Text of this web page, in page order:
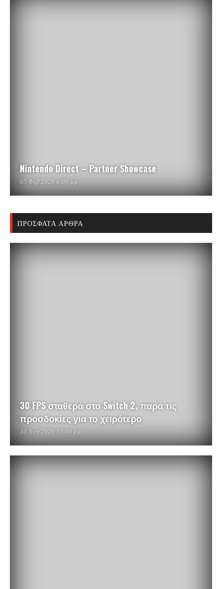
Nintendo Direct – Partner Showcase
05 Φεβ 2026 4:00 μμ
ΠΡΌΣΦΑΤΑ ΆΡΘΡΑ
30 FPS σταθερά στο Switch 2, παρά τις
προσδοκίες για το χειρότερο
10 Αυγ 2026 10:00 μμ